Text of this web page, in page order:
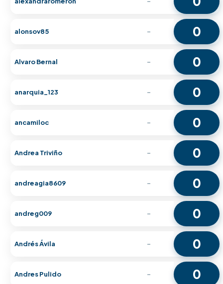
alonsov85 - 0
Alvaro Bernal - 0
anarquia_123 - 0
ancamiloc - 0
Andrea Triviño - 0
andreagia8609 - 0
andreg009 - 0
Andrés Ávila - 0
Andres Pulido - 0